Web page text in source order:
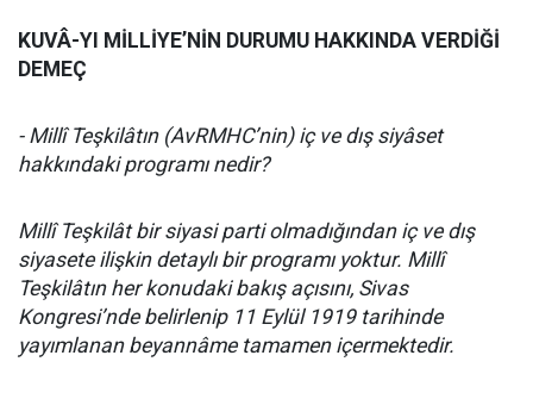
KUVÂ-YI MİLLİYE’NİN DURUMU HAKKINDA VERDİĞİ
DEMEÇ
- Millî Teşkilâtın (AvRMHC’nin) iç ve dış siyâset
hakkındaki programı ne­dir?
Millî Teşkilât bir siyasi parti olmadığından iç ve dış
siyasete ilişkin detaylı bir programı yoktur. Millî
Teşkilâtın her konudaki bakış açısını, Sivas
Kongresi’nde belirlenip 11 Eylül 1919 tarihinde
yayımlanan beyannâme tamamen içermektedir.